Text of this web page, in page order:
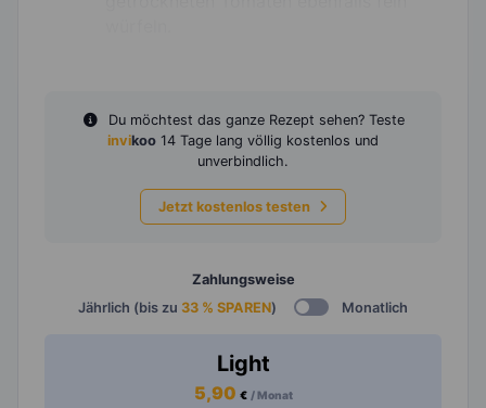
Du möchtest das ganze Rezept sehen? Teste
invikoo 14 Tage lang völlig kostenlos und
unverbindlich.
Jetzt kostenlos testen
Zahlungsweise
Jährlich (bis zu 33 % SPAREN) Monatlich
Light
5,90 € / Monat